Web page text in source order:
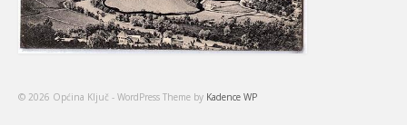
© 2026 Općina Ključ - WordPress Theme by Kadence WP